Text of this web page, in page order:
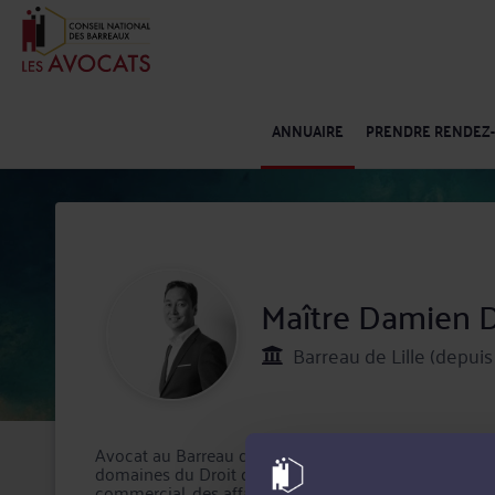
ANNUAIRE PRENDRE
Maître Damien
Barreau de Lille
Avocat au Barreau de Lille, Maître Damien DESTEE
domaines du Droit des nouvelles technologies, de